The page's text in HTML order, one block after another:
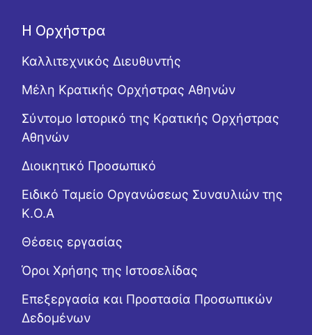
Η Ορχήστρα
Καλλιτεχνικός Διευθυντής
Μέλη Κρατικής Ορχήστρας Αθηνών
Σύντομο Ιστορικό της Κρατικής Ορχήστρας
Αθηνών
Διοικητικό Προσωπικό
Ειδικό Ταμείο Οργανώσεως Συναυλιών της
Κ.Ο.Α
Θέσεις εργασίας
Όροι Χρήσης της Ιστοσελίδας
Επεξεργασία και Προστασία Προσωπικών
Δεδομένων